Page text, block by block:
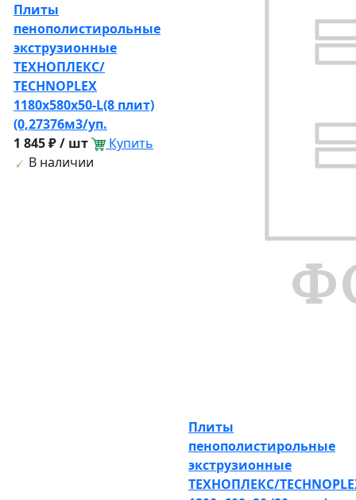
Плиты
пенополистирольные
экструзионные
ТЕХНОПЛЕКС/
TECHNOPLEX
1180х580х50-L(8 плит)
(0,27376м3/уп.
1 845 ₽ / шт
Купить
В наличии
Плиты
пенополистирольные
экструзионные
ТЕХНОПЛЕКС/